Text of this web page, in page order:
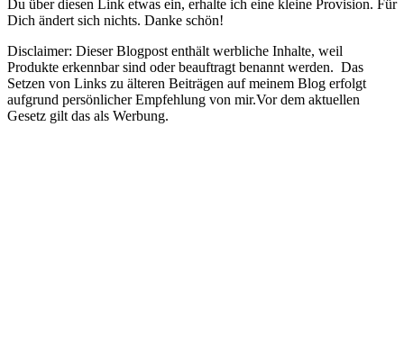
Du über diesen Link etwas ein, erhalte ich eine kleine Provision. Für
Dich ändert sich nichts. Danke schön!
Disclaimer: Dieser Blogpost enthält werbliche Inhalte, weil
Produkte erkennbar sind oder beauftragt benannt werden. Das
Setzen von Links zu älteren Beiträgen auf meinem Blog erfolgt
aufgrund persönlicher Empfehlung von mir.Vor dem aktuellen
Gesetz gilt das als Werbung.